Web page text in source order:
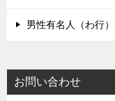
男性有名人（わ行）
お問い合わせ